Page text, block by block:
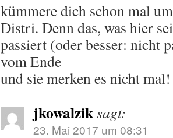
kümmere dich schon mal
Distri. Denn das, was hier
passiert (oder besser: nicht
vom Ende
und sie merken es nicht mal!
jkowalziksagt:
23. Mai 2017 um 08:31